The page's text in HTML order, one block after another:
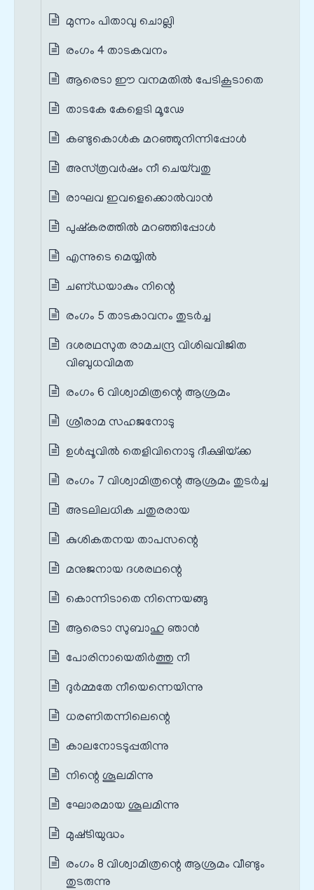
മുന്നം പിതാവു ചൊല്ലി
രംഗം 4 താടകവനം
ആരെടാ ഈ വനമതില്‍ പേടികൂടാതെ
താടകേ കേളെടി മൂഢേ
കണ്ടുകൊള്‍ക മറഞ്ഞുനിന്നിപ്പോള്‍
അസ്‌ത്രവര്‍ഷം നീ ചെയ്‌വതു
രാഘവ ഇവളെക്കൊല്‍വാന്‍
പുഷ്‌കരത്തില്‍ മറഞ്ഞിപ്പോള്‍
എന്നുടെ മെയ്യില്‍
ചണ്‌ഡയാകും നിന്റെ
രംഗം 5 താടകാവനം തുടർച്ച
ദശരഥസുത രാമചന്ദ്ര വിശിഖവിജിത
വിബുധവിമത
രംഗം 6 വിശ്വാമിത്രന്റെ ആശ്രമം
ശ്രീരാമ സഹജനോടു
ഉള്‍പ്പൂവില്‍ തെളിവിനൊടു ദീക്ഷിയ്‌ക്ക
രംഗം 7 വിശ്വാമിത്രന്റെ ആശ്രമം തുടർച്ച
അടലിലധിക ചതുരരായ
കുശികതനയ താപസന്റെ
മനുജനായ ദശരഥന്റെ
കൊന്നിടാതെ നിന്നെയങ്ങു
ആരെടാ സുബാഹു ഞാന്‍
പോരിനായെതിര്‍ത്തു നീ
ദുര്‍മ്മതേ നീയെന്നെയിന്നു
ധരണിതന്നിലെന്റെ
കാലനോടടുപ്പതിന്നു
നിന്റെ ശൂലമിന്നു
ഘോരമായ ശൂലമിന്നു
മുഷ്‌ടിയുദ്ധം
രംഗം 8 വിശ്വാമിത്രന്റെ ആശ്രമം വീണ്ടും
തുടരുന്നു